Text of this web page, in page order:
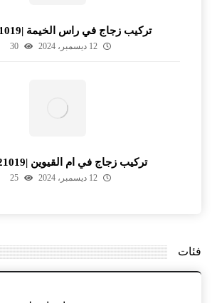
تركيب زجاج في راس الخيمة |0564421019
12 ديسمبر، 2024 30
تركيب زجاج في ام القيوين |0564421019
12 ديسمبر، 2024 25
فئات